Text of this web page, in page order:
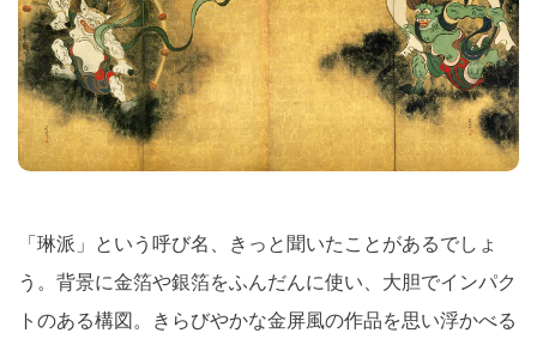
「琳派」という呼び名、きっと聞いたことがあるでしょ
う。背景に金箔や銀箔をふんだんに使い、大胆でインパク
トのある構図。きらびやかな金屏風の作品を思い浮かべる